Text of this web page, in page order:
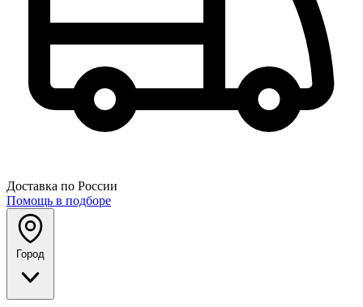
Доставка по России
Помощь в подборе
Город